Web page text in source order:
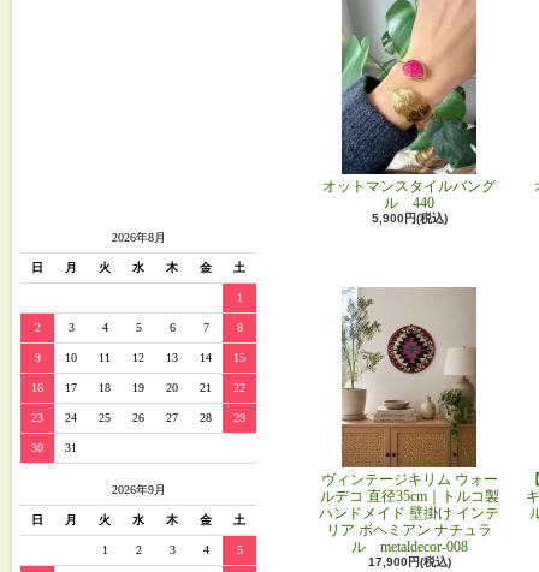
2026年8月
日 月 火 水 木 金 土
1
2 3 4 5 6 7 8
9 10 11 12 13 14 15
16 17 18 19 20 21 22
23 24 25 26 27 28 29
30 31
2026年9月
日 月 火 水 木 金 土
1 2 3 4 5
オットマンスタイルバング
ル 440
5,900円(税込)
ヴィンテージキリム ウォー
ルデコ 直径35cm｜トルコ製
ハンドメイド 壁掛け インテ
リア ボヘミアン ナチュラ
ル metaldecor-008
17,900円(税込)